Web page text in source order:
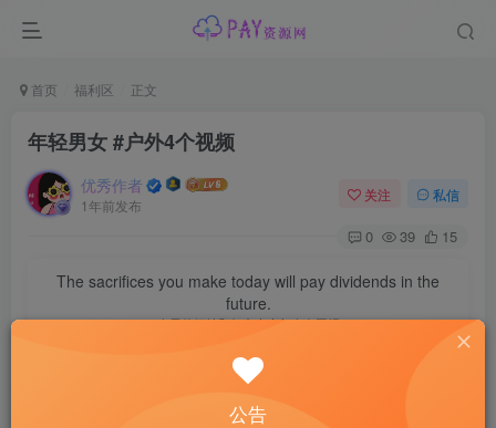
首页 福利区 正文
年轻男女 #户外4个视频
优秀作者
1年前发布
关注 私信
0 39 15
The sacrifices you make today will pay dividends in the
future.
今天的牺牲和努力未来都会有回报
此处内容已隐藏，黄金会员可见
公告